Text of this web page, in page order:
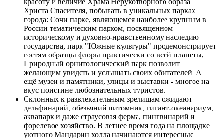
красоту и величие Храма Нерукотворного образа
Христа Спасителя, побывать в уникальных парках
города: Сочи парке, являющемся наиболее крупным в
России тематическим парком, посвященном
историческому и духовно-нравственному наследию
государства, парк "Южные культуры" продемонстрирует
гостям образцы флоры практически со всей планеты,
Природный орнитологический парк позволит
желающим увидеть и услышать своих обитателей. А
ещё музеи и памятники, улицы и выставки - многое на
вкус поистине любознательных туристов.
Склонных к развлекательным зрелищам ожидают
дельфинарий, обезьяний питомник, гигант-океанариум,
аквапарк и даже страусовая ферма, пингвинарий и
форелевое хозяйство. В летнее время года на площадке
уютного Мандарин холла начинаются интересные